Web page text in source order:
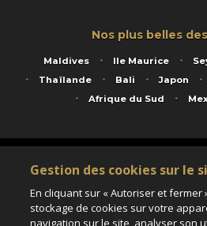
Nos plus belles
Maldives Ile Maurice
Thaïlande
Bali Japon
Afrique du Sud
Service animé par Nautil Voyages - 22 rue
au capital de 155 696 euros - RCS Paris B
Matricule Atout France IM075100020 - Garantie
Assurance responsabilité civile et
Gestion des cookies sur le
En cliquant sur « Autoriser et fermer
stockage de cookies sur votre
navigation sur le site, analyser son